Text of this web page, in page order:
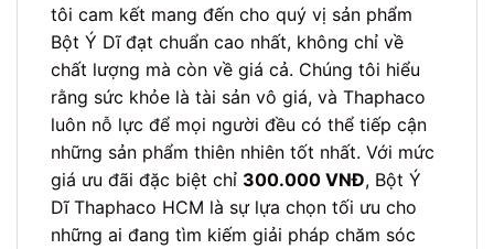
tôi cam kết mang đến cho quý vị sản phẩm
Bột Ý Dĩ đạt chuẩn cao nhất, không chỉ về
chất lượng mà còn về giá cả. Chúng tôi hiểu
rằng sức khỏe là tài sản vô giá, và Thaphaco
luôn nỗ lực để mọi người đều có thể tiếp cận
những sản phẩm thiên nhiên tốt nhất. Với mức
giá ưu đãi đặc biệt chỉ 300.000 VNĐ, Bột Ý
Dĩ Thaphaco HCM là sự lựa chọn tối ưu cho
những ai đang tìm kiếm giải pháp chăm sóc